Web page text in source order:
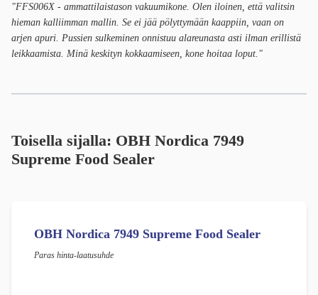
"FFS006X - ammattilaistason vakuumikone. Olen iloinen, että valitsin
hieman kalliimman mallin. Se ei jää pölyttymään kaappiin, vaan on
arjen apuri. Pussien sulkeminen onnistuu alareunasta asti ilman erillistä
leikkaamista. Minä keskityn kokkaamiseen, kone hoitaa loput."
Toisella sijalla: OBH Nordica 7949
Supreme Food Sealer
OBH Nordica 7949 Supreme Food Sealer
Paras hinta-laatusuhde